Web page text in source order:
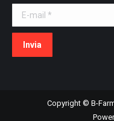
new
window
new
window
new
E-mail *
Invia
Copyright © B-